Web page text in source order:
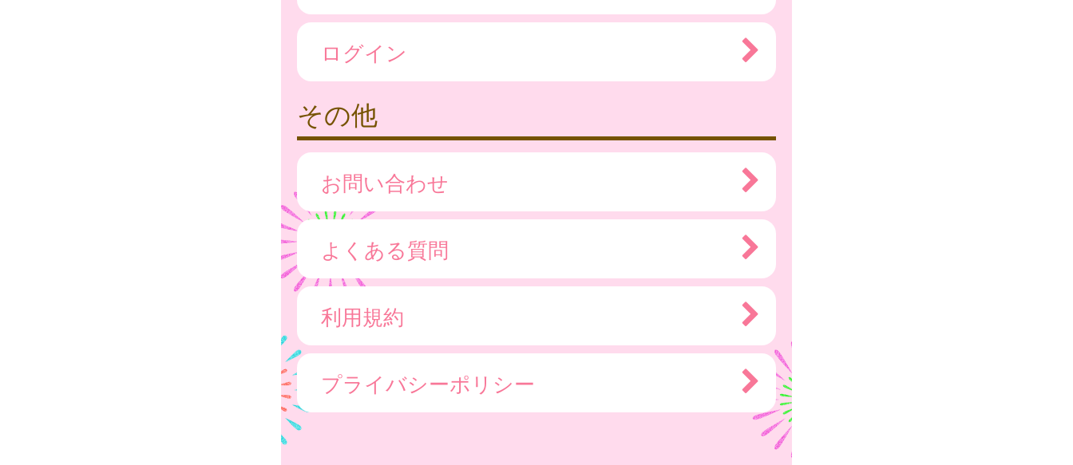
ログイン
その他
お問い合わせ
よくある質問
利用規約
プライバシーポリシー